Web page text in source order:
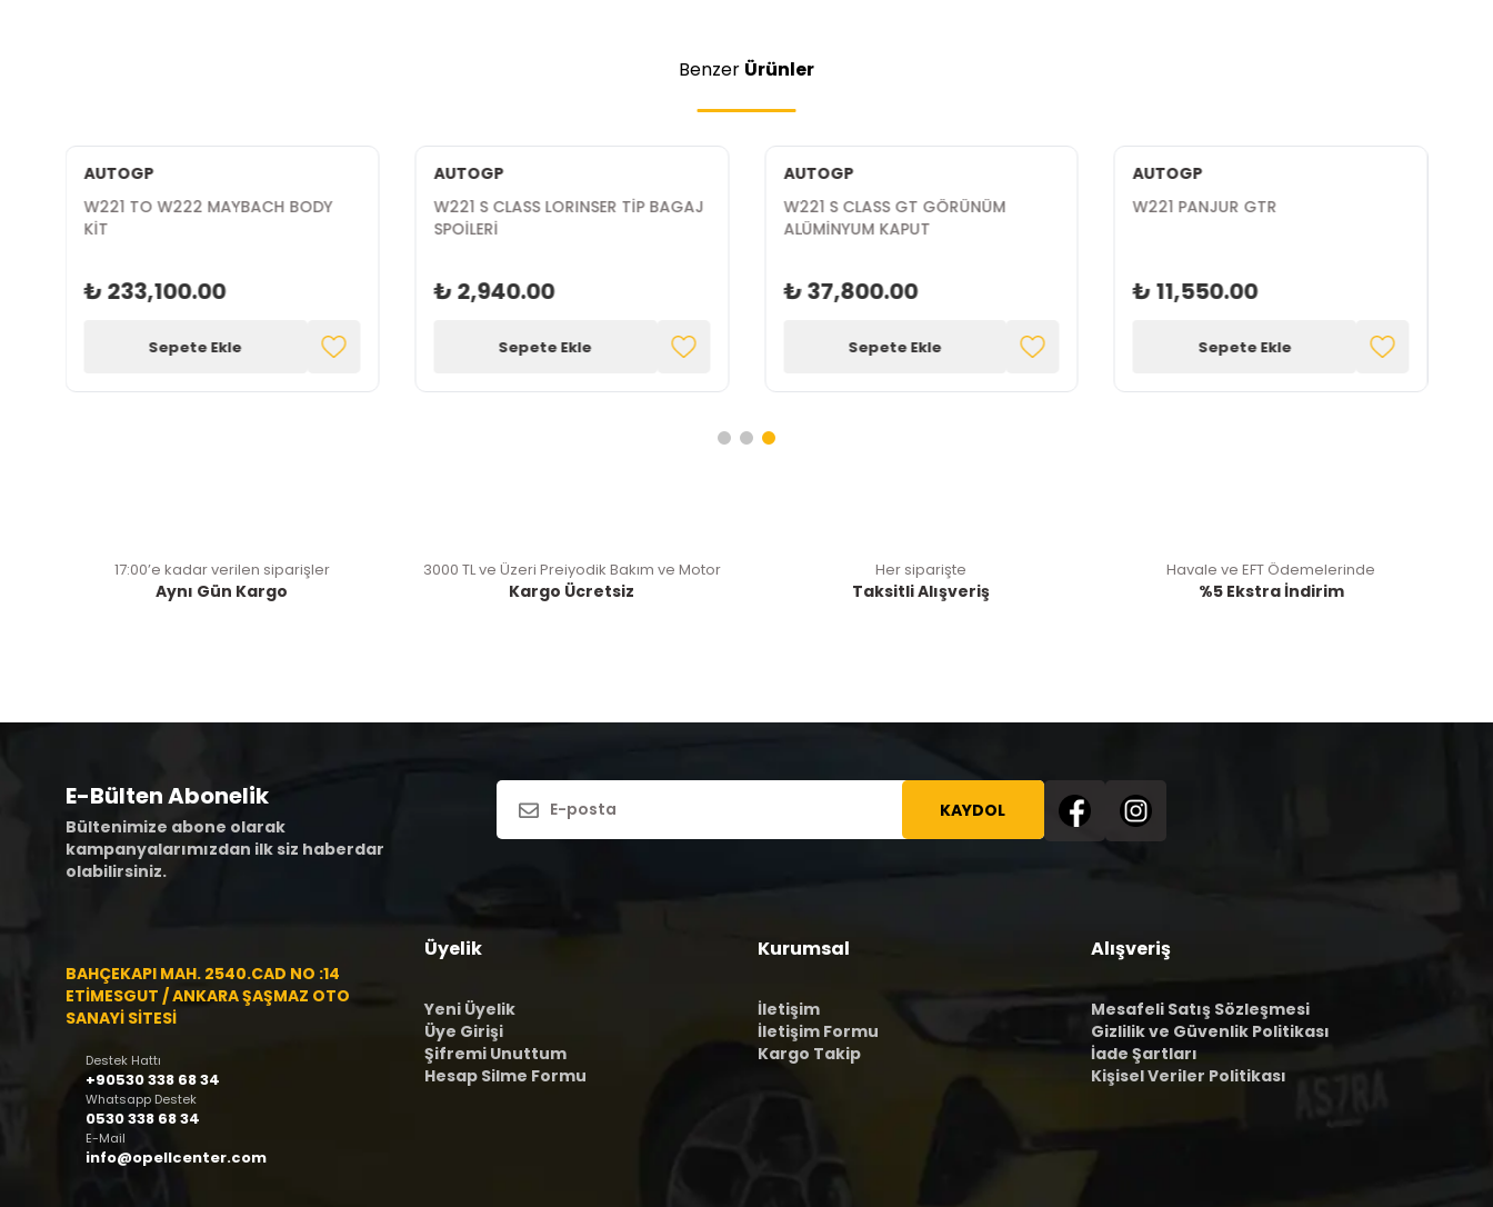
Benzer Ürünler
AUTOGP
W221 TO W222 MAYBACH BODY
KİT
₺ 233,100.00
Sepete Ekle
AUTOGP
W221 S CLASS LORINSER TİP BAGAJ
SPOİLERİ
₺ 2,940.00
Sepete Ekle
AUTOGP
W221 S CLASS GT GÖRÜNÜM
ALÜMİNYUM KAPUT
₺ 37,800.00
Sepete Ekle
AUTOGP
W221 PANJUR GTR
₺ 11,550.00
Sepete Ekle
17:00’e kadar verilen siparişler
Aynı Gün Kargo
3000 TL ve Üzeri Preiyodik Bakım ve Motor
Kargo Ücretsiz
Her siparişte
Taksitli Alışveriş
Havale ve EFT Ödemelerinde
%5 Ekstra İndirim
E-Bülten Abonelik
Bültenimize abone olarak
kampanyalarımızdan ilk siz haberdar
olabilirsiniz.
KAYDOL
BAHÇEKAPI MAH. 2540.CAD NO :14
ETİMESGUT / ANKARA ŞAŞMAZ OTO
SANAYİ SİTESİ
Destek Hattı
+90530 338 68 34
Whatsapp Destek
0530 338 68 34
E-Mail
info@opellcenter.com
Üyelik
Yeni Üyelik
Üye Girişi
Şifremi Unuttum
Hesap Silme Formu
Kurumsal
İletişim
İletişim Formu
Kargo Takip
Alışveriş
Mesafeli Satış Sözleşmesi
Gizlilik ve Güvenlik Politikası
İade Şartları
Kişisel Veriler Politikası